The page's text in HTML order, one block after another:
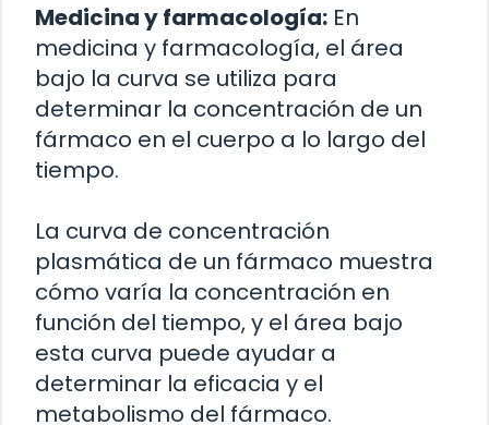
Medicina y farmacología: En
medicina y farmacología, el área
bajo la curva se utiliza para
determinar la concentración de un
fármaco en el cuerpo a lo largo del
tiempo.
La curva de concentración
plasmática de un fármaco muestra
cómo varía la concentración en
función del tiempo, y el área bajo
esta curva puede ayudar a
determinar la eficacia y el
metabolismo del fármaco.